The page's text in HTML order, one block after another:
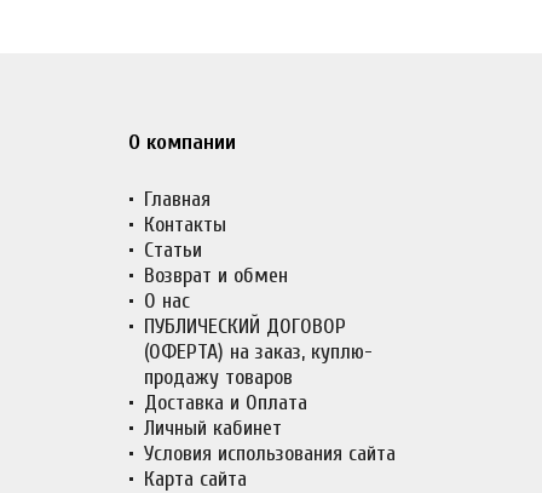
О компании
Главная
Контакты
Статьи
Возврат и обмен
О нас
ПУБЛИЧЕСКИЙ ДОГОВОР
(ОФЕРТА) на заказ, куплю-
продажу товаров
Доставка и Оплата
Личный кабинет
Условия использования сайта
Карта сайта